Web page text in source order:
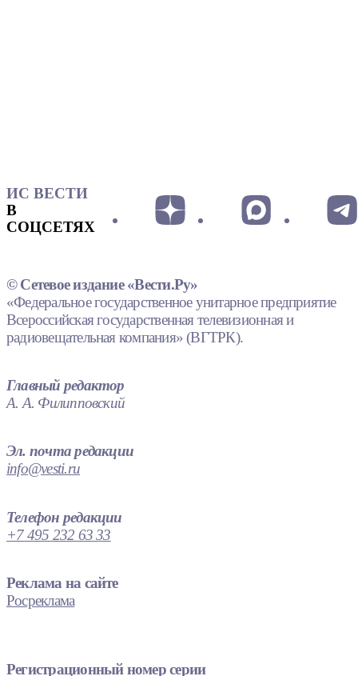
ИС ВЕСТИ
В
СОЦСЕТЯХ
© Сетевое издание «Вести.Ру»
«Федеральное государственное унитарное предприятие
Всероссийская государственная телевизионная и
радиовещательная компания» (ВГТРК).
Главный редактор
А. А. Филипповский
Эл. почта редакции
info@vesti.ru
Телефон редакции
+7 495 232 63 33
Реклама на сайте
Росреклама
Регистрационный номер серии